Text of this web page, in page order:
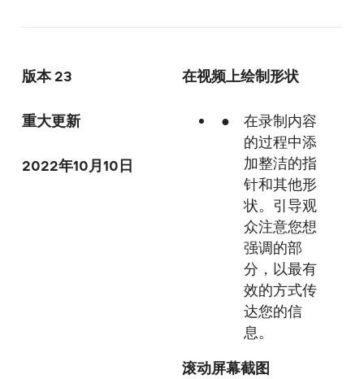
版本 23
重大更新
2022年10月10日
在视频上绘制形状
在录制内容
的过程中添
加整洁的指
针和其他形
状。引导观
众注意您想
强调的部
分，以最有
效的方式传
达您的信
息。
滚动屏幕截图